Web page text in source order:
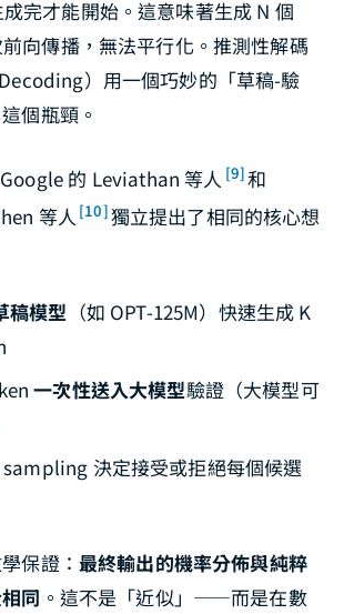
完才能開始。這意味著生成 N 個
向傳播，無法平行化。推測性解碼
）用一個巧妙的「草稿-驗
個瓶頸。
的 Leviathan 等人 [9]和
等人 [10]獨立提出了相同的核心想
稿模型 （如 OPT-125M）快速生成 K
一次性送入大模型驗證（大模型可
決定接受或拒絕每個候選
保證： 最終輸出的機率分佈與純粹
同 。這不是「近似」——而是在數